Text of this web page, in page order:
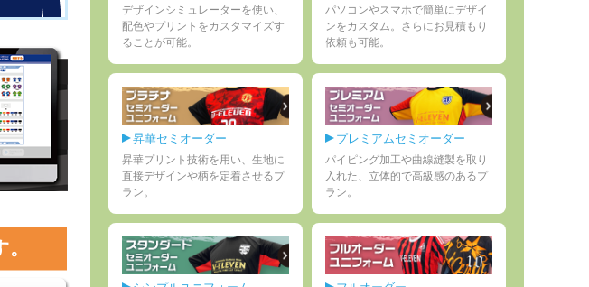
デザインシミュレーターを使い、
配色やプリントをカスタマイズす
ることが可能。
パソコンやスマホで簡単にデザイ
ンをカスタム。さらにお見積もり
依頼も可能。
昇華セミオーダー
昇華プリント技術を用い、生地に
直接デザインや柄を定着させるプ
ラン。
プレミアムセミオーダー
パイピング加工や曲線縫製を取り
入れた、立体的で高級感のあるプ
ラン。